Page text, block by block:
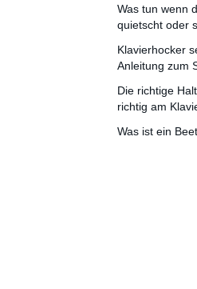
Was tun wenn
quietscht oder
Klavierhocker
Anleitung zum
Die richtige
richtig am
Was ist ein